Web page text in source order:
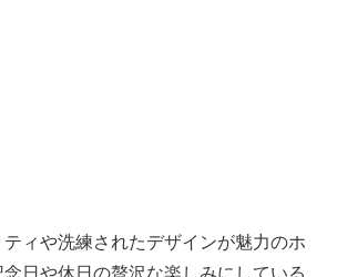
ティや洗練されたデザインが魅力のホ
日や休日の贅沢な楽しみにしている